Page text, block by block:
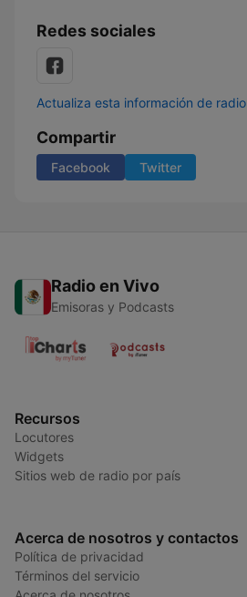
Redes sociales
Actualiza esta información de radio
Compartir
Facebook Twitter
Radio en Vivo
Emisoras y Podcasts
Recursos
Locutores
Widgets
Sitios web de radio por país
Acerca de nosotros y contactos
Política de privacidad
Términos del servicio